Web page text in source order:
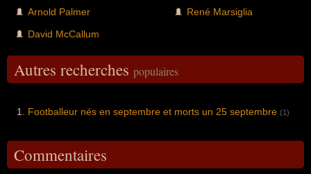
Arnold Palmer
David McCallum
René Marsiglia
Autres recherches populaires
Footballeur nés en septembre et morts un 25 septembre (1)
Commentaires